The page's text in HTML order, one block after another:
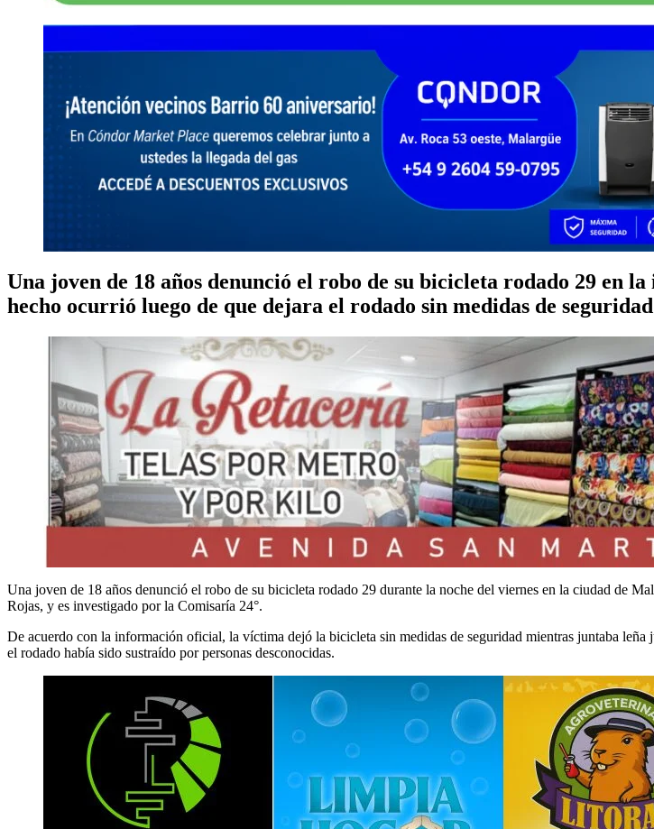
Una joven de 18 años denunció el robo de su bicicleta rodado 29 en
hecho ocurrió luego de que dejara el rodado sin medidas de
Una joven de 18 años denunció el robo de su bicicleta rodado 29 durante la noche del viernes en la ciudad de
Rojas, y es investigado por la Comisaría 24°.
De acuerdo con la información oficial, la víctima dejó la bicicleta sin medidas de seguridad mientras juntaba
el rodado había sido sustraído por personas desconocidas.